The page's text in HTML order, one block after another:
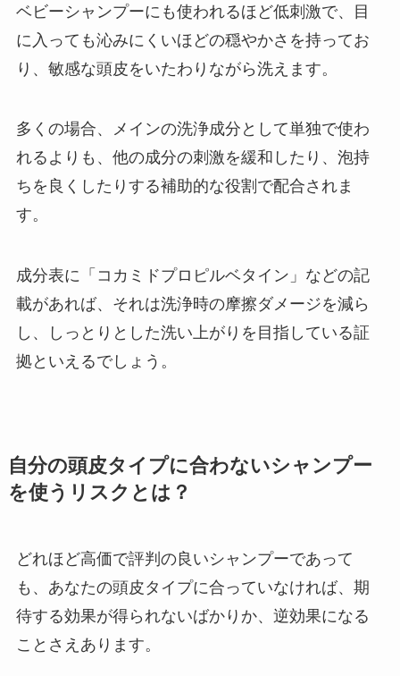
ベビーシャンプーにも使われるほど低刺激で、目
に入っても沁みにくいほどの穏やかさを持ってお
り、敏感な頭皮をいたわりながら洗えます。
多くの場合、メインの洗浄成分として単独で使わ
れるよりも、他の成分の刺激を緩和したり、泡持
ちを良くしたりする補助的な役割で配合されま
す。
成分表に「コカミドプロピルベタイン」などの記
載があれば、それは洗浄時の摩擦ダメージを減ら
し、しっとりとした洗い上がりを目指している証
拠といえるでしょう。
自分の頭皮タイプに合わないシャンプー
を使うリスクとは？
どれほど高価で評判の良いシャンプーであって
も、あなたの頭皮タイプに合っていなければ、期
待する効果が得られないばかりか、逆効果になる
ことさえあります。